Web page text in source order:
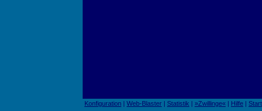
Konfiguration | Web-Blaster | Statistik | »Zwillinge« | Hilfe |